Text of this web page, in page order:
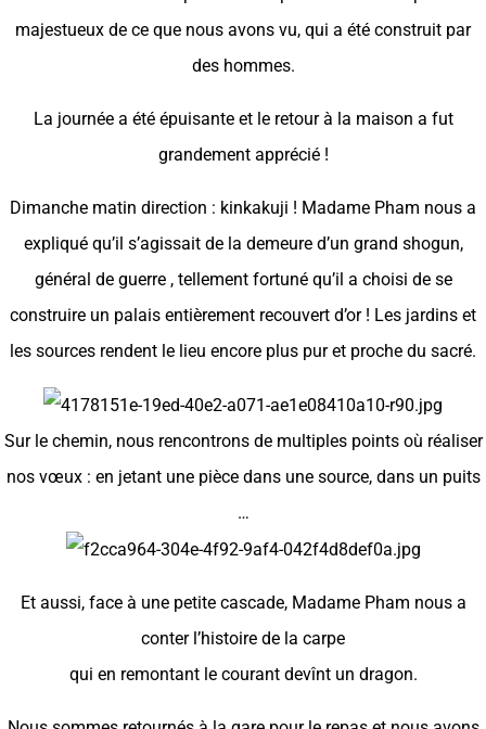
majestueux de ce que nous avons vu, qui a été construit par
des hommes.
La journée a été épuisante et le retour à la maison a fut
grandement apprécié !
Dimanche matin direction : kinkakuji ! Madame Pham nous a
expliqué qu’il s’agissait de la demeure d’un grand shogun,
général de guerre , tellement fortuné qu’il a choisi de se
construire un palais entièrement recouvert d’or ! Les jardins et
les sources rendent le lieu encore plus pur et proche du sacré.
Sur le chemin, nous rencontrons de multiples points où réaliser
nos vœux : en jetant une pièce dans une source, dans un puits
…
Et aussi, face à une petite cascade, Madame Pham nous a
conter l’histoire de la carpe
qui en remontant le courant devînt un dragon.